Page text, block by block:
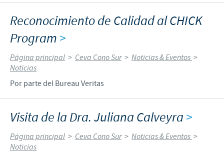
Reconocimiento de Calidad al CHICK
Program >
Página principal > Ceva Cono Sur > Noticias & Eventos >
Noticias
Por parte del Bureau Veritas
Visita de la Dra. Juliana Calveyra >
Página principal > Ceva Cono Sur > Noticias & Eventos >
Noticias